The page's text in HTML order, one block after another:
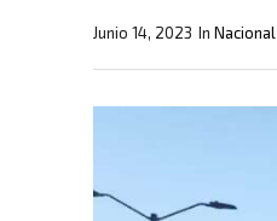
In Nacional
Junio 14, 2023